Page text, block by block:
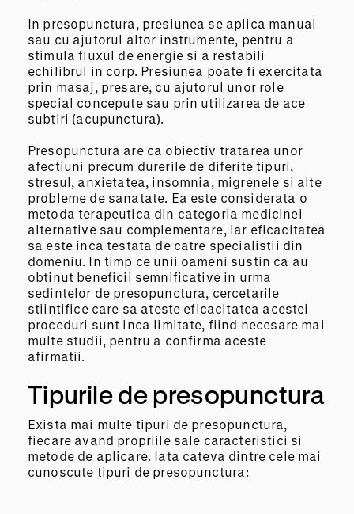
In presopunctura, presiunea se aplica manual
sau cu ajutorul altor instrumente, pentru a
stimula fluxul de energie si a restabili
echilibrul in corp. Presiunea poate fi exercitata
prin masaj, presare, cu ajutorul unor role
special concepute sau prin utilizarea de ace
subtiri (acupunctura).
Presopunctura are ca obiectiv tratarea unor
afectiuni precum durerile de diferite tipuri,
stresul, anxietatea, insomnia, migrenele si alte
probleme de sanatate. Ea este considerata o
metoda terapeutica din categoria medicinei
alternative sau complementare, iar eficacitatea
sa este inca testata de catre specialistii din
domeniu. In timp ce unii oameni sustin ca au
obtinut beneficii semnificative in urma
sedintelor de presopunctura, cercetarile
stiintifice care sa ateste eficacitatea acestei
proceduri sunt inca limitate, fiind necesare mai
multe studii, pentru a confirma aceste
afirmatii.
Tipurile de presopunctura
Exista mai multe tipuri de presopunctura,
fiecare avand propriile sale caracteristici si
metode de aplicare. Iata cateva dintre cele mai
cunoscute tipuri de presopunctura: